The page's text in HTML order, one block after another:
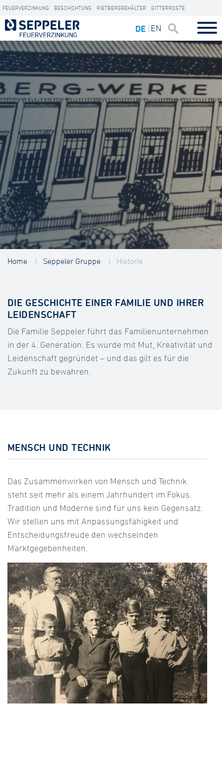
FEUERVERZINKUNG BESCHICHTUNG RIETBERGBEHÄLTER GITTERROSTE
DE EN
Home Seppeler Gruppe Historie
DIE GESCHICHTE EINER FAMILIE UND IHRER
LEIDENSCHAFT
Die Familie Seppeler führt das Familienunternehmen
in der 4. Generation. Es wurde mit Mut, Kreativität und
Leidenschaft gegründet – und das gilt es für die
Zukunft zu bewahren.
MENSCH UND TECHNIK
Das Zusammenwirken von Mensch und Technik
steht seit mehr als einem Jahrhundert im Fokus.
Tradition und Moderne sind für uns kein Gegensatz.
Wir stellen uns mit Anpassungsfähigkeit und
Entscheidungsfreude den wechselnden
Marktgegebenheiten.